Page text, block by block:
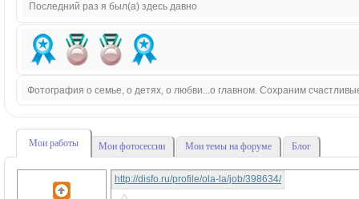
Последний раз я был(а) здесь давно
Фотография о семье, о детях, о любви...о главном. Сохраним
Мои работы Мои фотосессии Мои темы на форуме Блог
http://disfo.ru/profile/ola-la/job/398634/